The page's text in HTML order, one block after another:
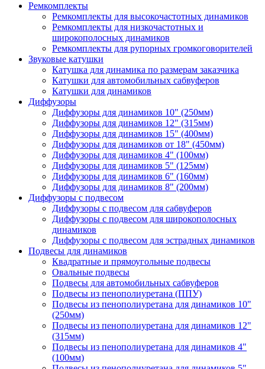
Ремкомплекты
Ремкомплекты для высокочастотных динамиков
Ремкомплекты для низкочастотных и
широкополосных динамиков
Ремкомплекты для рупорных громкоговорителей
Звуковые катушки
Катушка для динамика по размерам заказчика
Катушки для автомобильных сабвуферов
Катушки для динамиков
Диффузоры
Диффузоры для динамиков 10" (250мм)
Диффузоры для динамиков 12" (315мм)
Диффузоры для динамиков 15" (400мм)
Диффузоры для динамиков от 18" (450мм)
Диффузоры для динамиков 4" (100мм)
Диффузоры для динамиков 5" (125мм)
Диффузоры для динамиков 6" (160мм)
Диффузоры для динамиков 8" (200мм)
Диффузоры с подвесом
Диффузоры с подвесом для сабвуферов
Диффузоры с подвесом для широкополосных
динамиков
Диффузоры с подвесом для эстрадных динамиков
Подвесы для динамиков
Квадратные и прямоугольные подвесы
Овальные подвесы
Подвесы для автомобильных сабвуферов
Подвесы из пенополиуретана (ППУ)
Подвесы из пенополиуретана для динамиков 10"
(250мм)
Подвесы из пенополиуретана для динамиков 12"
(315мм)
Подвесы из пенополиуретана для динамиков 4"
(100мм)